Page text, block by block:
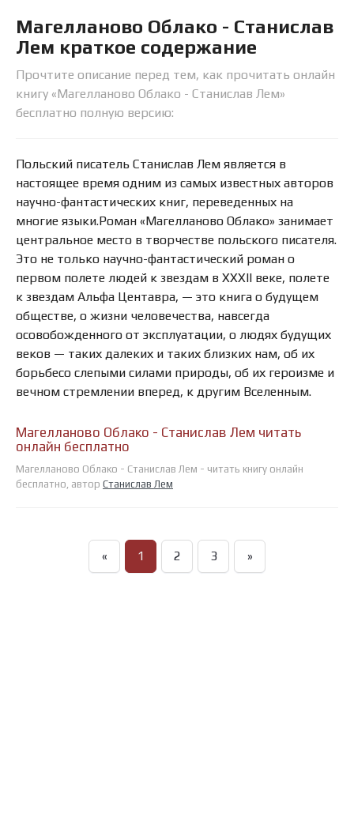
Магелланово Облако - Станислав
Лем краткое содержание
Прочтите описание перед тем, как прочитать онлайн
книгу «Магелланово Облако - Станислав Лем»
бесплатно полную версию:
Польский писатель Станислав Лем является в
настоящее время одним из самых известных авторов
научно-фантастических книг, переведенных на
многие языки.Роман «Магелланово Облако» занимает
центральное место в творчестве польского писателя.
Это не только научно-фантастический роман о
первом полете людей к звездам в XXXII веке, полете
к звездам Альфа Центавра, — это книга о будущем
обществе, о жизни человечества, навсегда
осовобожденного от эксплуатации, о людях будущих
веков — таких далеких и таких близких нам, об их
борьбесо слепыми силами природы, об их героизме и
вечном стремлении вперед, к другим Вселенным.
Магелланово Облако - Станислав Лем читать
онлайн бесплатно
Магелланово Облако - Станислав Лем - читать книгу онлайн
бесплатно, автор Станислав Лем
« 1 2 3 »